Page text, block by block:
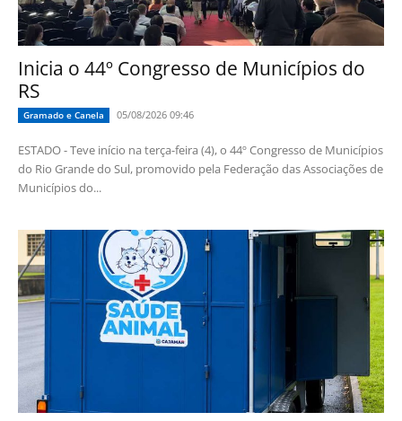
Inicia o 44º Congresso de Municípios do
RS
Gramado e Canela 05/08/2026 09:46
ESTADO - Teve início na terça-feira (4), o 44º Congresso de Municípios
do Rio Grande do Sul, promovido pela Federação das Associações de
Municípios do...